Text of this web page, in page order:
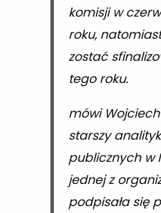
komisji w
roku,
zostać
tego roku.
mówi
starszy
publicznych w
jednej z
podpisała się